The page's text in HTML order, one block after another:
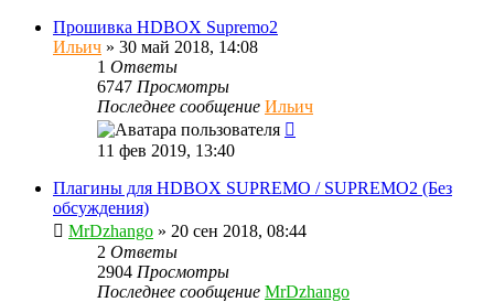
Прошивка HDBOX Supremo2
Ильич » 30 май 2018, 14:08
1 Ответы
6747 Просмотры
Последнее сообщение Ильич
11 фев 2019, 13:40
Плагины для HDBOX SUPREMO / SUPREMO2 (Без
обсуждения)
MrDzhango » 20 сен 2018, 08:44
2 Ответы
2904 Просмотры
Последнее сообщение MrDzhango